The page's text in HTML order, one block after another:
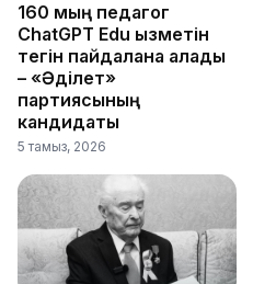
160 мың педагог
ChatGPT Edu қызметін
тегін пайдалана алады
– «Әділет»
партиясының
кандидаты
5 тамыз, 2026